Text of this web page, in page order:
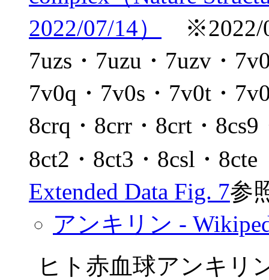
2022/07/14）
※2022/
7uzs・7uzu・7uzv・
7v0q・7v0s・7v0t・
8crq・8crr・8crt・8cs9
8ct2・8ct3・8csl・
Extended Data Fig. 7参
アンキリン -
ヒト赤血球アンキリ